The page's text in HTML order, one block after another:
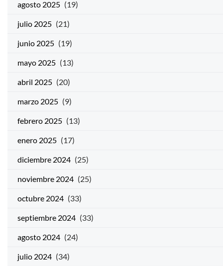
agosto 2025 (19)
julio 2025 (21)
junio 2025 (19)
mayo 2025 (13)
abril 2025 (20)
marzo 2025 (9)
febrero 2025 (13)
enero 2025 (17)
diciembre 2024 (25)
noviembre 2024 (25)
octubre 2024 (33)
septiembre 2024 (33)
agosto 2024 (24)
julio 2024 (34)